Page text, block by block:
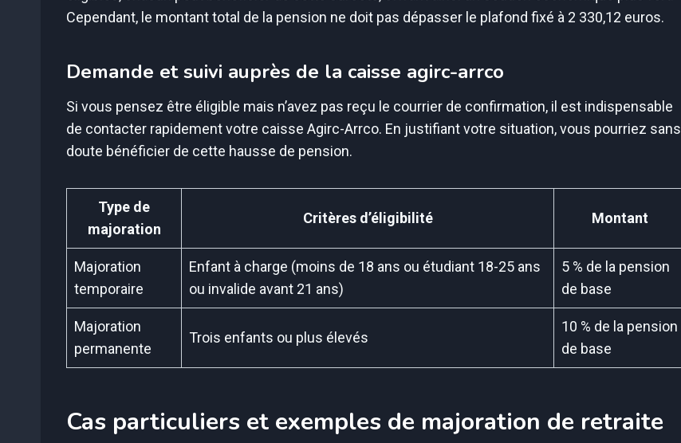
Cependant, le montant total de la pension ne doit pas dépasser le plafond fixé à 2 330,12 euros.
Demande et suivi auprès de la caisse agirc-arrco
Si vous pensez être éligible mais n’avez pas reçu le courrier de confirmation, il est indispensable
de contacter rapidement votre caisse Agirc-Arrco. En justifiant votre situation, vous pourriez sans
doute bénéficier de cette hausse de pension.
Type de
majoration
Critères d’éligibilité Montant
Majoration
temporaire
Enfant à charge (moins de 18 ans ou étudiant 18-25 ans
ou invalide avant 21 ans)
5 % de la pension
de base
Majoration
permanente
Trois enfants ou plus élevés
10 % de la pension
de base
Cas particuliers et exemples de majoration de retraite